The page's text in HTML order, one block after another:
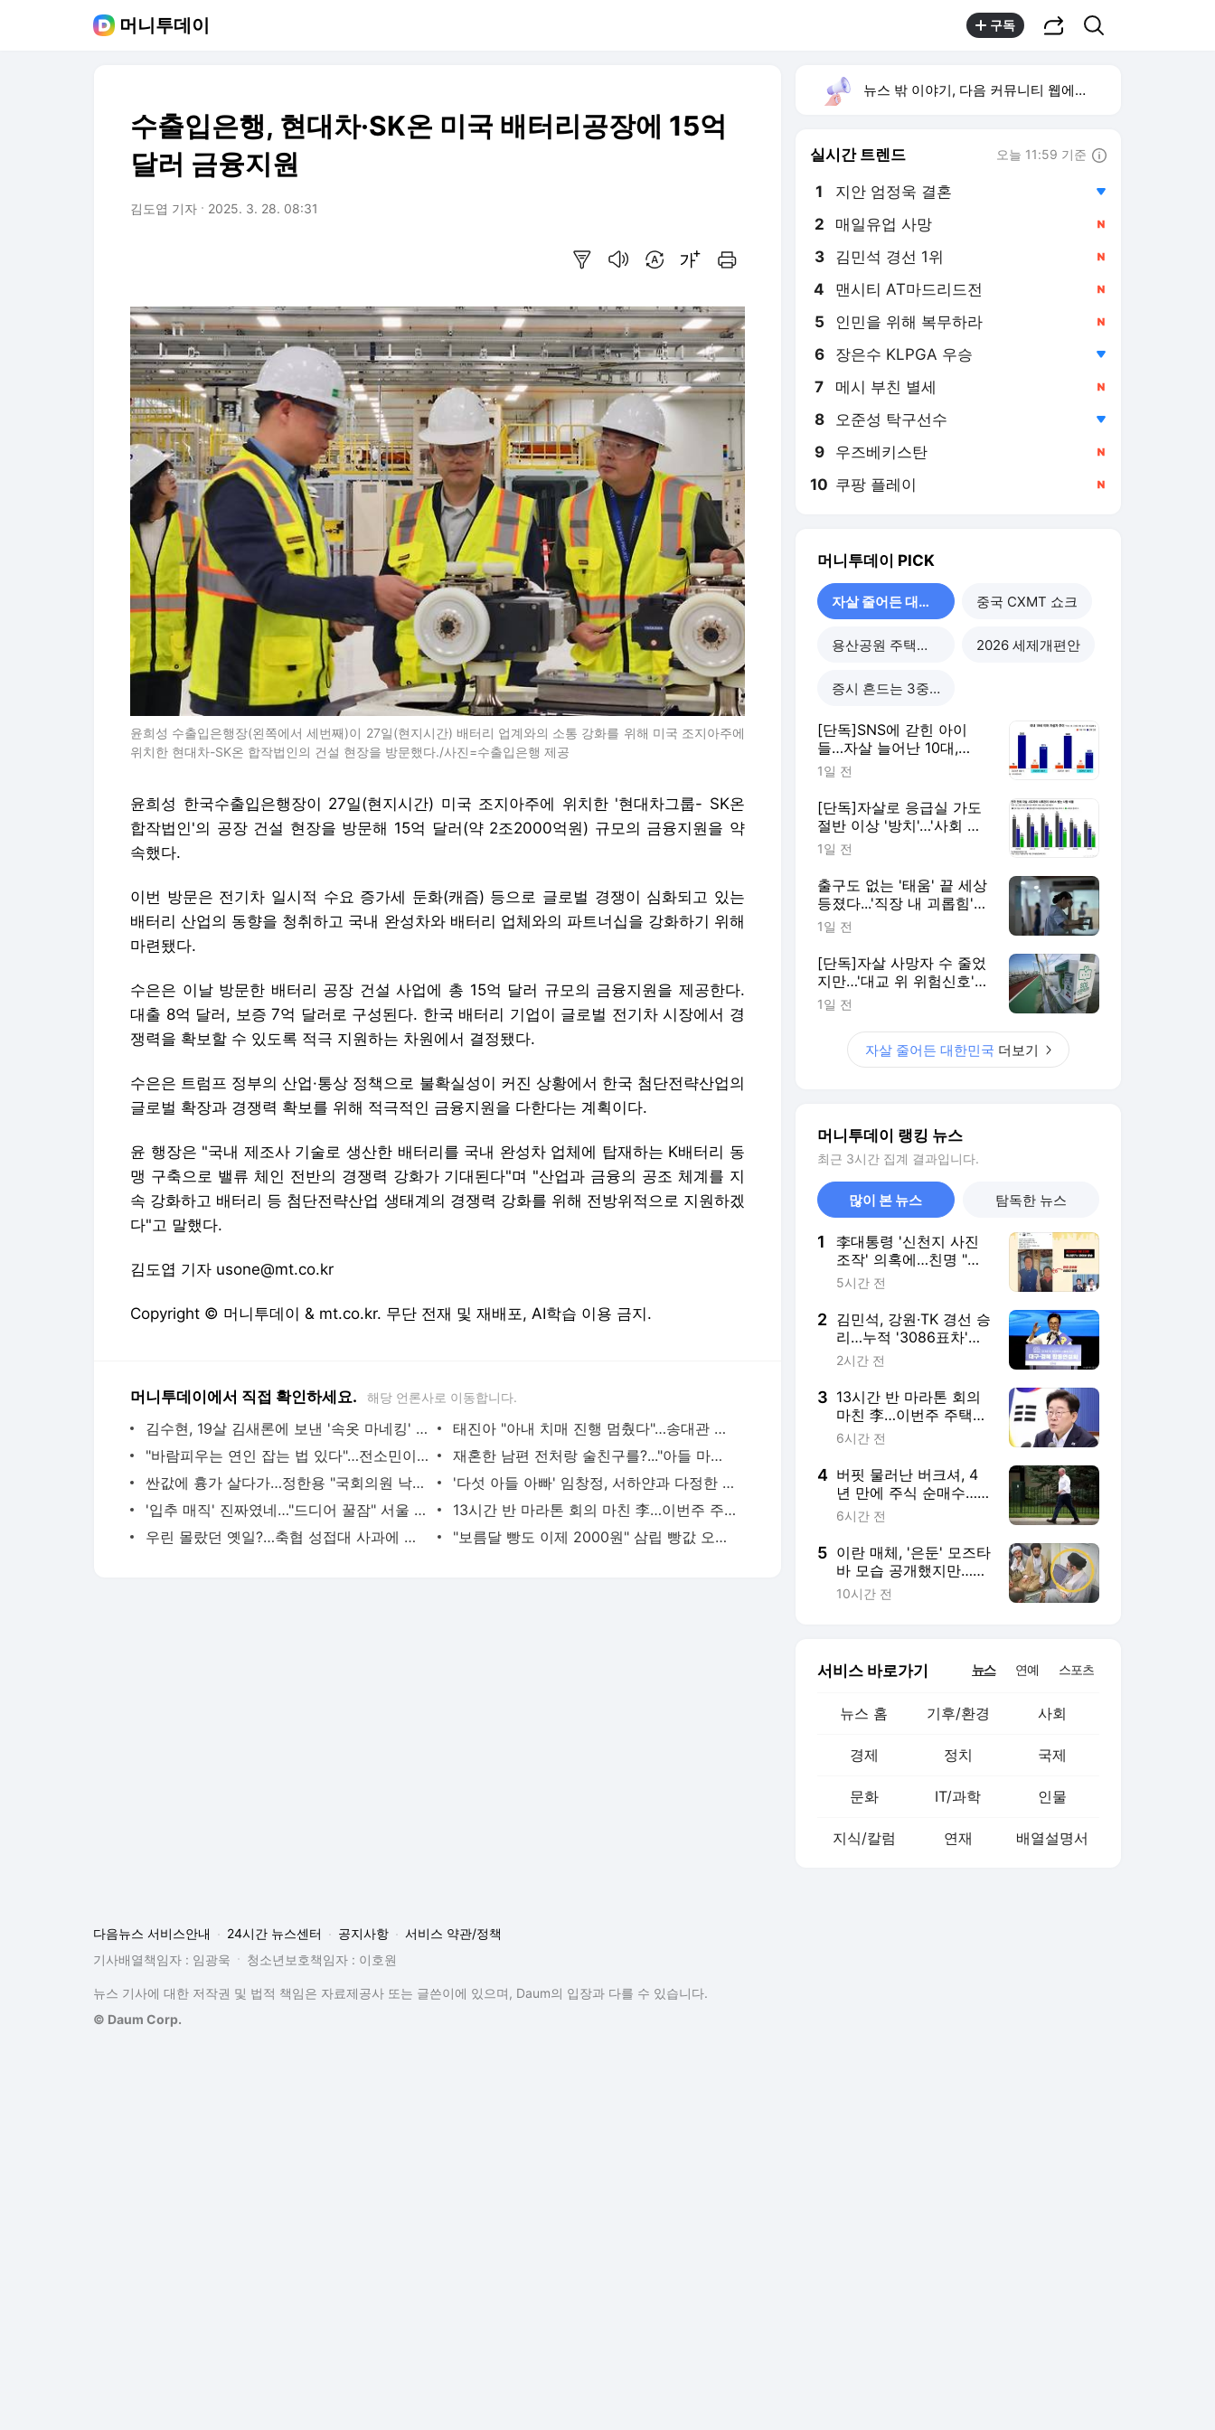
머니투데이 구독
수출입은행, 현대차·SK온 미국 배터리공장에 15억
달러 금융지원
김도엽 기자 2025. 3. 28. 08:31
윤희성 수출입은행장(왼쪽에서 세번째)이 27일(현지시간) 배터리 업계와의 소통 강화를 위해 미국 조지아주에
위치한 현대차-SK온 합작법인의 건설 현장을 방문했다./사진=수출입은행 제공
윤희성 한국수출입은행장이 27일(현지시간) 미국 조지아주에 위치한 '현대차그룹- SK온
합작법인'의 공장 건설 현장을 방문해 15억 달러(약 2조2000억원) 규모의 금융지원을 약
속했다.
이번 방문은 전기차 일시적 수요 증가세 둔화(캐즘) 등으로 글로벌 경쟁이 심화되고 있는
배터리 산업의 동향을 청취하고 국내 완성차와 배터리 업체와의 파트너십을 강화하기 위해
마련됐다.
수은은 이날 방문한 배터리 공장 건설 사업에 총 15억 달러 규모의 금융지원을 제공한다.
대출 8억 달러, 보증 7억 달러로 구성된다. 한국 배터리 기업이 글로벌 전기차 시장에서 경
쟁력을 확보할 수 있도록 적극 지원하는 차원에서 결정됐다.
수은은 트럼프 정부의 산업·통상 정책으로 불확실성이 커진 상황에서 한국 첨단전략산업의
글로벌 확장과 경쟁력 확보를 위해 적극적인 금융지원을 다한다는 계획이다.
윤 행장은 "국내 제조사 기술로 생산한 배터리를 국내 완성차 업체에 탑재하는 K배터리 동
맹 구축으로 밸류 체인 전반의 경쟁력 강화가 기대된다"며 "산업과 금융의 공조 체계를 지
속 강화하고 배터리 등 첨단전략산업 생태계의 경쟁력 강화를 위해 전방위적으로 지원하겠
다"고 말했다.
김도엽 기자 usone@mt.co.kr
Copyright © 머니투데이 & mt.co.kr. 무단 전재 및 재배포, AI학습 이용 금지.
머니투데이에서 직접 확인하세요. 해당 언론사로 이동합니다.
김수현, 19살 김새론에 보낸 '속옷 마네킹' 영상…"본받아야" - 머니투데이
태진아 "아내 치매 진행 멈췄다"…송대관 별세에 반응 보이자 '눈물' - 머니투데이
"바람피우는 연인 잡는 법 있다"…전소민이 공유한 이 방법 - 머니투데이
재혼한 남편 전처랑 술친구를?..."아들 마음 얻기 위해서" - 머니투데이
싼값에 흉가 살다가…정한용 "국회의원 낙마, 사기 피해, 귀신 목격" - 머니투데이
'다섯 아들 아빠' 임창정, 서하얀과 다정한 일상 - 머니투데이
'입추 매직' 진짜였네…"드디어 꿀잠" 서울 열대야 17일 만에 멈췄다 - 머니투데이
13시간 반 마라톤 회의 마친 李…이번주 주택 공급책 발표하나 - 머니투데이
우린 몰랐던 옛일?…축협 성접대 사과에 박문성 "어떤 정신머리길래" - 머니투데이
"보름달 빵도 이제 2000원" 삼립 빵값 오른다…50여종 평균 9% 인상 - 머니투데이
뉴스 밖 이야기, 다음 커뮤니티 웹에서 보기
실시간 트렌드 오늘 11:59 기준
1 지안 엄정욱 결혼
2 매일유업 사망
3 김민석 경선 1위
4 맨시티 AT마드리드전
5 인민을 위해 복무하라
6 장은수 KLPGA 우승
7 메시 부친 별세
8 오준성 탁구선수
9 우즈베키스탄
10 쿠팡 플레이
머니투데이 PICK
자살 줄어든 대한민국 중국 CXMT 쇼크
용산공원 주택공급 2026 세제개편안
증시 흔드는 3중 쏠림
[단독]SNS에 갇힌 아이
들…자살 늘어난 10대,
40%가 '대인관계' 호소
1일 전
[단독]자살로 응급실 가도
절반 이상 '방치'…'사회 안
전망' 재설계해야
1일 전
출구도 없는 '태움' 끝 세상
등졌다...'직장 내 괴롭힘'
더 위험한 이유
1일 전
[단독]자살 사망자 수 줄었
지만…'대교 위 위험신호'
늘었다
1일 전
자살 줄어든 대한민국 더보기
머니투데이 랭킹 뉴스
최근 3시간 집계 결과입니다.
많이 본 뉴스 탐독한 뉴스
1
李대통령 '신천지 사진
조작' 의혹에…친명 "선
넘었다, 책임 물어야"
5시간 전
2 김민석, 강원·TK 경선 승
리…누적 '3086표차'로
1위 수성
2시간 전
3 13시간 반 마라톤 회의
마친 李…이번주 주택
공급책 발표하나
6시간 전
4 버핏 물러난 버크셔, 4
년 만에 주식 순매수…
500조 실탄 풀리나
6시간 전
5 이란 매체, '은둔' 모즈타
바 모습 공개했지만…건
강 이상설 증폭[영상]
10시간 전
서비스 바로가기 뉴스 연예 스포츠
뉴스 홈 기후/환경 사회
경제 정치 국제
문화 IT/과학 인물
지식/칼럼 연재 배열설명서
다음뉴스 서비스안내 24시간 뉴스센터 공지사항
서비스 약관/정책
기사배열책임자 : 임광욱
청소년보호책임자 : 이호원
뉴스 기사에 대한 저작권 및 법적 책임은 자료제공사 또는 글쓴이에 있으며, Daum의 입장과 다를 수 있습니다.
© Daum Corp.